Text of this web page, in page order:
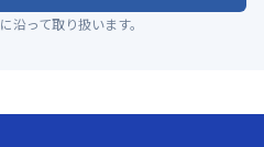
に沿って取り扱います。